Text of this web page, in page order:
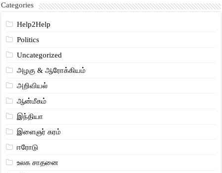
Categories
Help2Help
Politics
Uncategorized
அழகு & ஆரோக்கியம்
அறிவியல்
ஆன்மீகம்
இந்தியா
இளைஞர் கரம்
ஈரோடு
உலக சாதனை